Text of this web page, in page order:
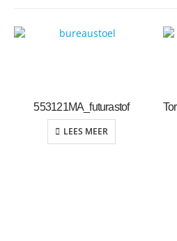
553121MA_futurastof
LEES MEER